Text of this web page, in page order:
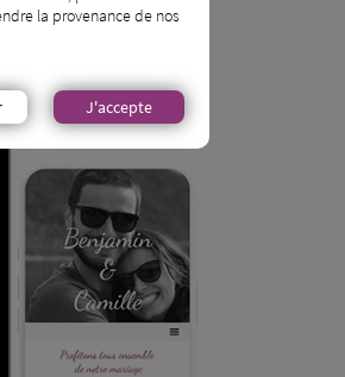
la provenance de nos
J'accepte